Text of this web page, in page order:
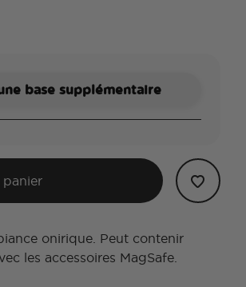
base supplémentaire
onirique. Peut contenir
les accessoires MagSafe.